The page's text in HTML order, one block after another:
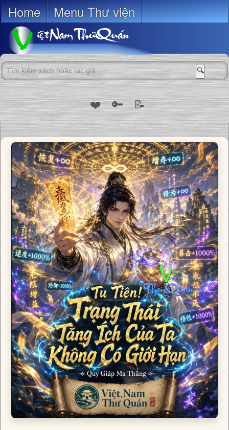
Home Menu Thư viện
🔍
❤️ 🔑 📝